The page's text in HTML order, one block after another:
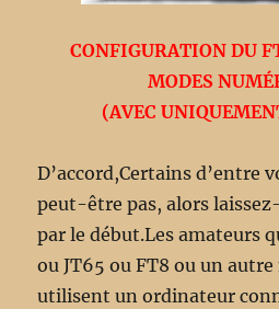
CONFIGURATION DU
MODES
(AVEC
D’accord,Certains d’entre
peut-être pas, alors
par le début.Les amateurs
ou JT65 ou FT8 ou un
utilisent un ordinateur